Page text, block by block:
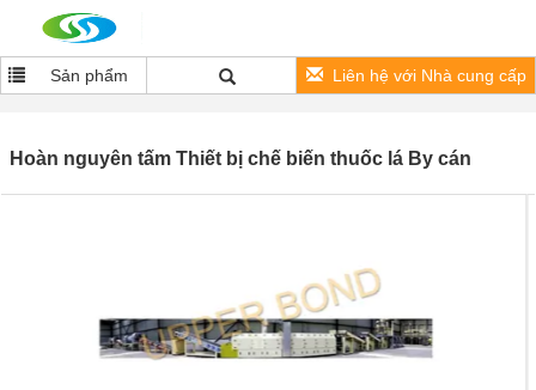
Sản phẩm Liên hệ với Nhà cung cấp
Hoàn nguyên tấm Thiết bị chế biến thuốc lá By cán